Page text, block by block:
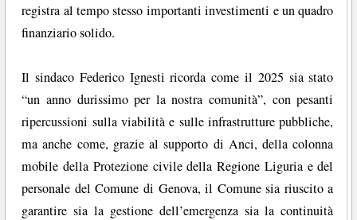
registra al tempo stesso importanti investimenti e un quadro
finanziario solido.
Il sindaco Federico Ignesti ricorda come il 2025 sia stato
“un anno durissimo per la nostra comunità”, con pesanti
ripercussioni sulla viabilità e sulle infrastrutture pubbliche,
ma anche come, grazie al supporto di Anci, della colonna
mobile della Protezione civile della Regione Liguria e del
personale del Comune di Genova, il Comune sia riuscito a
garantire sia la gestione dell’emergenza sia la continuità